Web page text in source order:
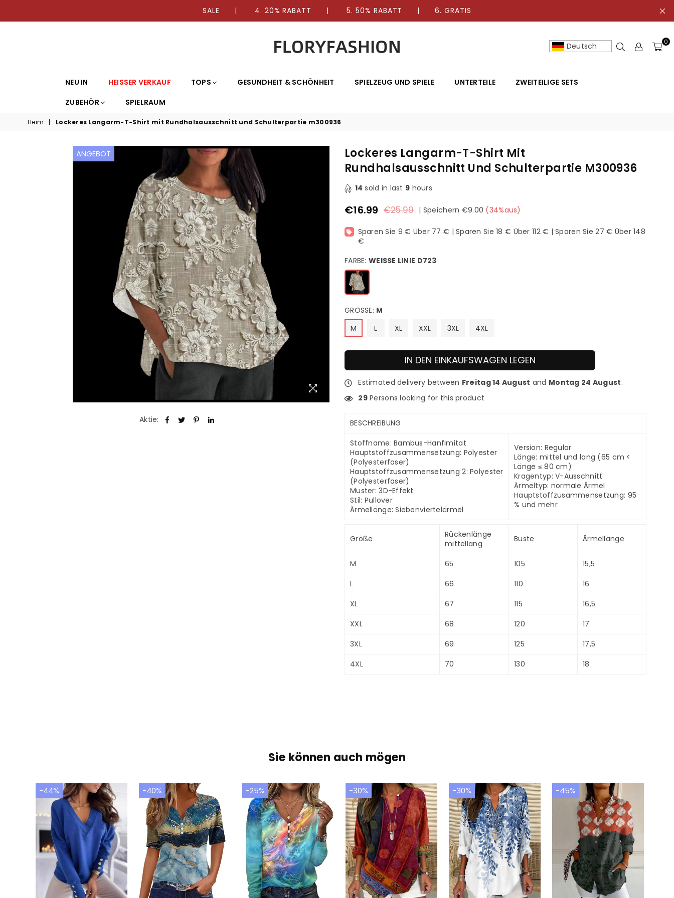
SALE | 4. 20% RABATT | 5. 50% RABATT | 6. GRATIS
FLORYFASHION
Deutsch 0
NEU IN HEISSER VERKAUF TOPS GESUNDHEIT & SCHÖNHEIT SPIELZEUG UND SPIELE UNTERTEILE
ZWEITEILIGE SETS
ZUBEHÖR
SPIELRAUM
Heim | Lockeres Langarm-T-Shirt mit Rundhalsausschnitt und Schulterpartie m300936
ANGEBOT
Aktie:
Lockeres Langarm-T-Shirt Mit
Rundhalsausschnitt Und Schulterpartie M300936
14 sold in last 9 hours
Normaler
€16.99 €25.99 | Speichern €9.00 (34%aus)
Sparen Sie 9 € Über 77 € | Sparen Sie 18 € Über 112 € | Sparen Sie 27 € Über 148
€
FARBE: WEISSE LINIE D723
GRÖSSE: M
M
L XL XXL 3XL 4XL
IN DEN EINKAUFSWAGEN LEGEN
Estimated delivery between Freitag 14 August and Montag 24 August.
29Persons looking for this product
BESCHREIBUNG
Stoffname: Bambus-Hanfimitat
Hauptstoffzusammensetzung: Polyester
(Polyesterfaser)
Hauptstoffzusammensetzung 2: Polyester
(Polyesterfaser)
Muster: 3D-Effekt
Stil: Pullover
Ärmellänge: Siebenviertelärmel
Version: Regular
Länge: mittel und lang (65 cm <
Länge ≤ 80 cm)
Kragentyp: V-Ausschnitt
Ärmeltyp: normale Ärmel
Hauptstoffzusammensetzung: 95
% und mehr
Größe
Rückenlänge
mittellang
Büste Ärmellänge
M 65 105
15,5
L
66 110
16
XL
67 115
16,5
XXL
68 120
17
3XL
69 125
17,5
4XL
70 130 18
Sie können auch mögen
-44% -40% -25% -30% -30% -45%